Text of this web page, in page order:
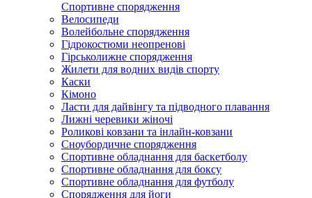
Спортивне спорядження
Велосипеди
Волейбольне спорядження
Гідрокостюми неопренові
Гірськолижне спорядження
Жилети для водних видів спорту
Каски
Кімоно
Ласти для дайвінгу та підводного плавання
Лижні черевики жіночі
Роликові ковзани та інлайн-ковзани
Сноубордичне спорядження
Спортивне обладнання для баскетболу
Спортивне обладнання для боксу
Спортивне обладнання для футболу
Спорядження для йоги